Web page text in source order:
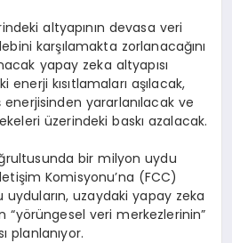
altyapının devasa veri
karşılamakta zorlanacağını
yapay zeka altyapısı
kısıtlamaları aşılacak,
enerjisinden yararlanılacak ve
üzerindeki baskı azalacak.
bir milyon uydu
Komisyonu’na (FCC)
uzaydaki yapay zeka
“yörüngesel veri merkezlerinin”
planlanıyor.